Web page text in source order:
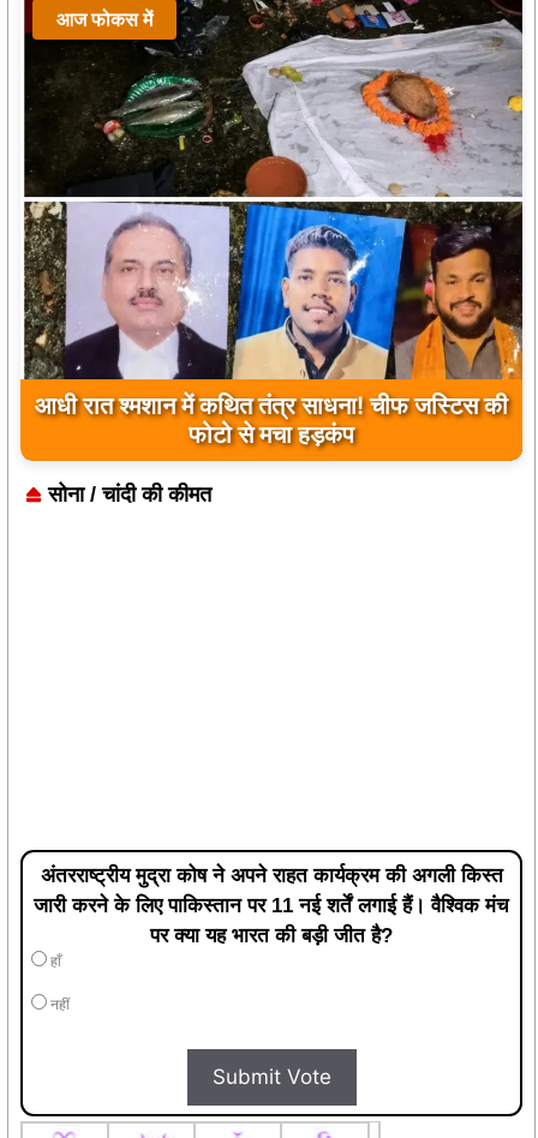
आज फोकस में
आधी रात श्मशान में कथित तंत्र साधना! चीफ जस्टिस की
फोटो से मचा हड़कंप
सोना / चांदी की कीमत
अंतरराष्ट्रीय मुद्रा कोष ने अपने राहत कार्यक्रम की अगली किस्त
जारी करने के लिए पाकिस्तान पर 11 नई शर्तें लगाई हैं। वैश्विक मंच
पर क्या यह भारत की बड़ी जीत है?
हाँ
नहीं
Submit Vote